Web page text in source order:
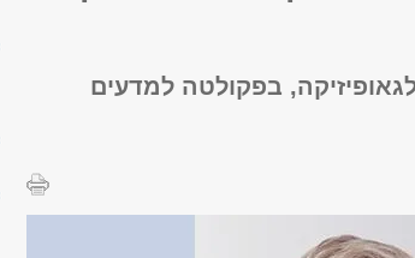
בפקולטה למדעים